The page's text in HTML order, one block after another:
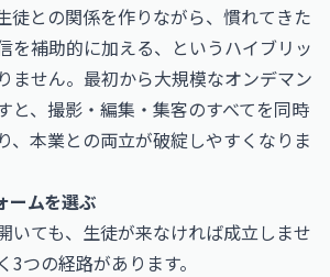
徒との関係を作りながら、慣れてきた
を補助的に加える、というハイブリッ
ません。最初から大規模なオンデマン
と、撮影・編集・集客のすべてを同時
、本業との両立が破綻しやすくなりま
ームを選ぶ
いても、生徒が来なければ成立しませ
つの経路があります。